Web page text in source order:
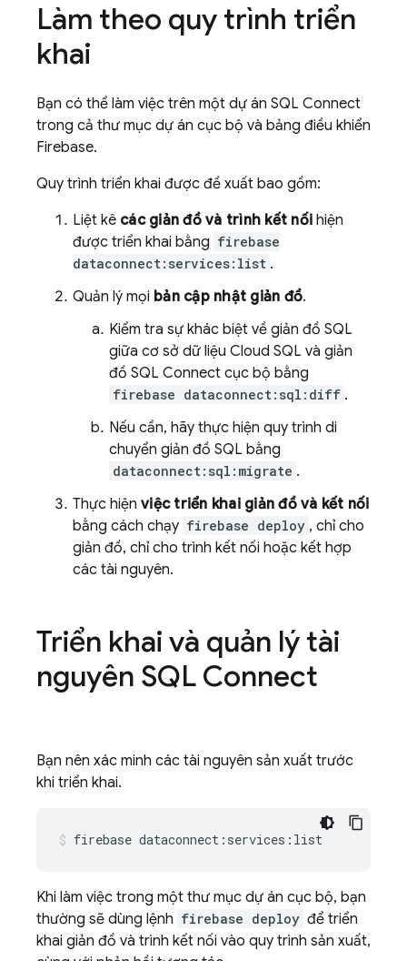
Làm theo quy trình triển
khai
Bạn có thể làm việc trên một dự án SQL Connect
trong cả thư mục dự án cục bộ và bảng điều khiển
Firebase.
Quy trình triển khai được đề xuất bao gồm:
Liệt kê các giản đồ và trình kết nối hiện
được triển khai bằng firebase
dataconnect:services:list .
Quản lý mọi bản cập nhật giản đồ.
Kiểm tra sự khác biệt về giản đồ SQL
giữa cơ sở dữ liệu Cloud SQL và giản
đồ SQL Connect cục bộ bằng
firebase dataconnect:sql:diff .
Nếu cần, hãy thực hiện quy trình di
chuyển giản đồ SQL bằng
dataconnect:sql:migrate .
Thực hiện việc triển khai giản đồ và kết nối
bằng cách chạy firebase deploy , chỉ cho
giản đồ, chỉ cho trình kết nối hoặc kết hợp
các tài nguyên.
Triển khai và quản lý tài
nguyên SQL Connect
Bạn nên xác minh các tài nguyên sản xuất trước
khi triển khai.
firebase dataconnect:services:list
Khi làm việc trong một thư mục dự án cục bộ, bạn
thường sẽ dùng lệnh firebase deploy để triển
khai giản đồ và trình kết nối vào quy trình sản xuất,